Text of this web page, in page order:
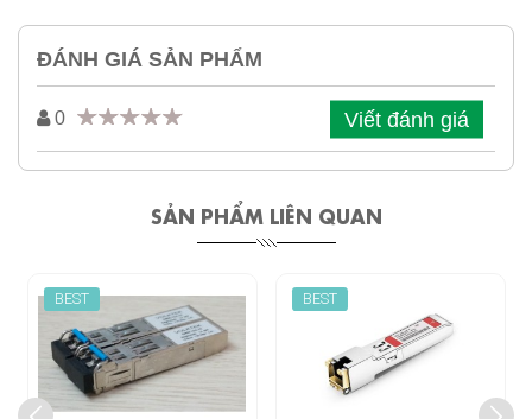
ĐÁNH GIÁ SẢN PHẨM
0 Viết đánh giá
SẢN PHẨM LIÊN QUAN
BEST BEST